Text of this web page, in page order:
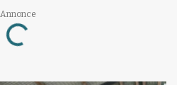
Annonce
Loading...